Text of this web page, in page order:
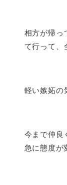
相方が帰っ
て行って、
軽い嫉妬の
今まで仲良
急に態度が